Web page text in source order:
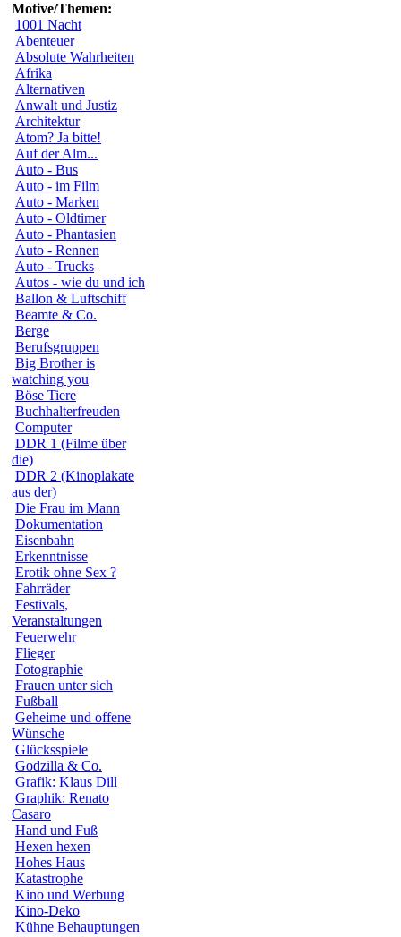
Motive/Themen:
1001 Nacht
Abenteuer
Absolute Wahrheiten
Afrika
Alternativen
Anwalt und Justiz
Architektur
Atom? Ja bitte!
Auf der Alm...
Auto - Bus
Auto - im Film
Auto - Marken
Auto - Oldtimer
Auto - Phantasien
Auto - Rennen
Auto - Trucks
Autos - wie du und ich
Ballon & Luftschiff
Beamte & Co.
Berge
Berufsgruppen
Big Brother is
watching you
Böse Tiere
Buchhalterfreuden
Computer
DDR 1 (Filme über
die)
DDR 2 (Kinoplakate
aus der)
Die Frau im Mann
Dokumentation
Eisenbahn
Erkenntnisse
Erotik ohne Sex ?
Fahrräder
Festivals,
Veranstaltungen
Feuerwehr
Flieger
Fotographie
Frauen unter sich
Fußball
Geheime und offene
Wünsche
Glücksspiele
Godzilla & Co.
Grafik: Klaus Dill
Graphik: Renato
Casaro
Hand und Fuß
Hexen hexen
Hohes Haus
Katastrophe
Kino und Werbung
Kino-Deko
Kühne Behauptungen